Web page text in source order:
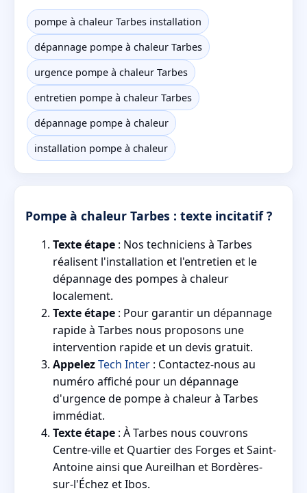
pompe à chaleur Tarbes installation
dépannage pompe à chaleur Tarbes
urgence pompe à chaleur Tarbes
entretien pompe à chaleur Tarbes
dépannage pompe à chaleur
installation pompe à chaleur
Pompe à chaleur Tarbes : texte incitatif ?
Texte étape : Nos techniciens à Tarbes
réalisent l'installation et l'entretien et le
dépannage des pompes à chaleur
localement.
Texte étape : Pour garantir un dépannage
rapide à Tarbes nous proposons une
intervention rapide et un devis gratuit.
AppelezTech Inter : Contactez-nous au
numéro affiché pour un dépannage
d'urgence de pompe à chaleur à Tarbes
immédiat.
Texte étape : À Tarbes nous couvrons
Centre-ville et Quartier des Forges et Saint-
Antoine ainsi que Aureilhan et Bordères-
sur-l'Échez et Ibos.